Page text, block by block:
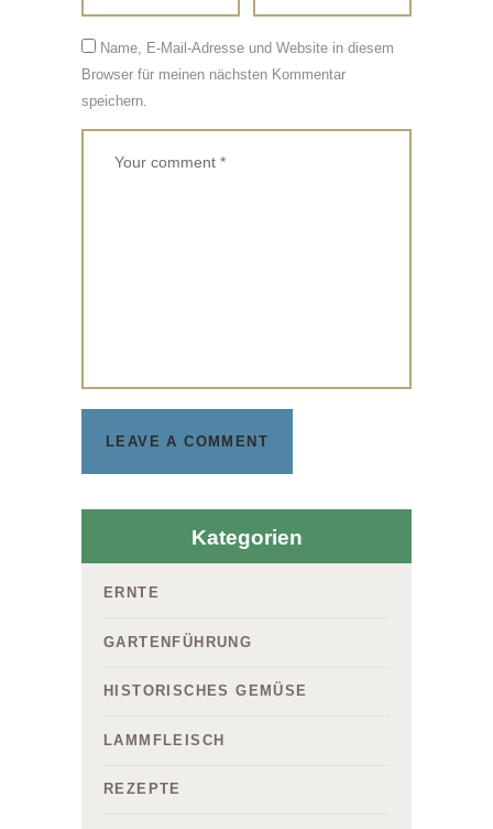
Name, E-Mail-Adresse und Website in diesem
Browser für meinen nächsten Kommentar
speichern.
Kategorien
ERNTE
GARTENFÜHRUNG
HISTORISCHES GEMÜSE
LAMMFLEISCH
REZEPTE